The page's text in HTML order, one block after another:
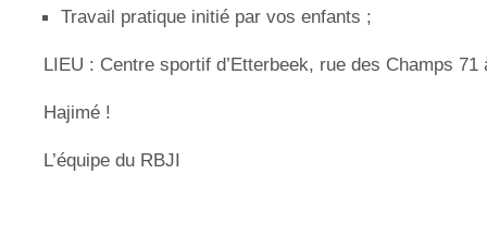
Travail pratique initié par vos enfants ;
LIEU : Centre sportif d’Etterbeek, rue des Champs 71
Hajimé !
L’équipe du RBJI